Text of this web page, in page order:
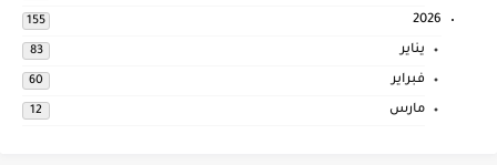
2026
155
يناير 83
فبراير 60
مارس 12